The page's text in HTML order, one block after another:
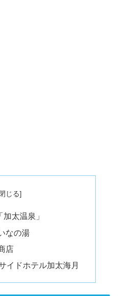
太温泉」
なの湯
店
イドホテル加太海月